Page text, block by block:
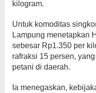
kilogram.
Untuk komoditas
Lampung menetapkan
sebesar Rp1.350 per
rafraksi 15 persen,
petani di daerah.
Ia menegaskan,